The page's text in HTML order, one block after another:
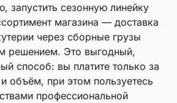
запустить сезонную линейку
магазина — доставка
через сборные грузы
решением. Это выгодный,
способ: вы платите только за
объём, при этом пользуетесь
профессиональной